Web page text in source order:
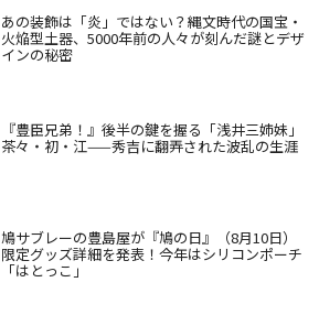
あの装飾は「炎」ではない？縄文時代の国宝・
火焔型土器、5000年前の人々が刻んだ謎とデザ
インの秘密
『豊臣兄弟！』後半の鍵を握る「浅井三姉妹」
茶々・初・江——秀吉に翻弄された波乱の生涯
鳩サブレーの豊島屋が『鳩の日』（8月10日）
限定グッズ詳細を発表！今年はシリコンポーチ
「はとっこ」